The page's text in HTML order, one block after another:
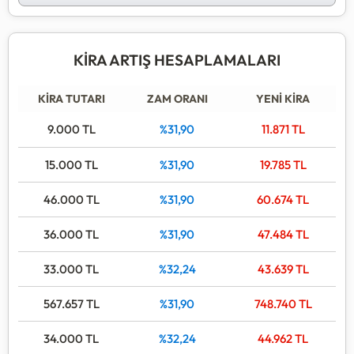
listelenecektir.
KİRA ARTIŞ HESAPLAMALARI
KİRA TUTARI ZAM ORANI YENİ KİRA
9.000TL %31,90 11.871TL
15.000TL %31,90 19.785TL
46.000TL %31,90 60.674TL
36.000TL %31,90 47.484TL
33.000TL %32,24 43.639TL
567.657TL %31,90 748.740TL
34.000TL %32,24 44.962TL